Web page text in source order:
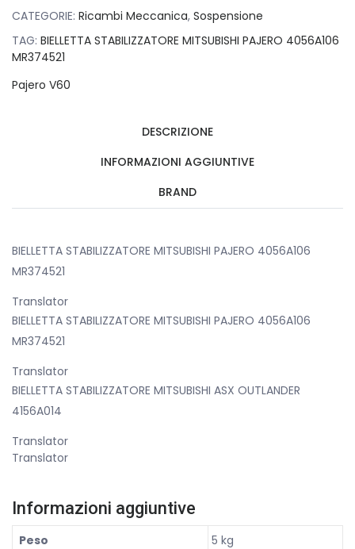
CATEGORIE: Ricambi Meccanica, Sospensione
TAG: BIELLETTA STABILIZZATORE MITSUBISHI PAJERO 4056A106
MR374521
Pajero V60
DESCRIZIONE
INFORMAZIONI AGGIUNTIVE
BRAND
BIELLETTA STABILIZZATORE MITSUBISHI PAJERO 4056A106
MR374521
Translator
BIELLETTA STABILIZZATORE MITSUBISHI PAJERO 4056A106
MR374521
Translator
BIELLETTA STABILIZZATORE MITSUBISHI ASX OUTLANDER
4156A014
Translator
Translator
Informazioni aggiuntive
Peso 5 kg